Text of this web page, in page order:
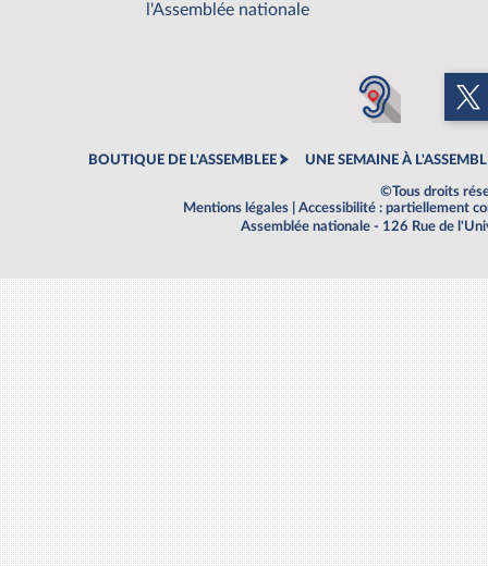
l'Assemblée nationale
BOUTIQUE DE L'ASSEMBLEE UNE SEMAINE À
©Tous droits
Mentions légales
Accessibilité : partiellement
Assemblée nationale - 126 Rue de